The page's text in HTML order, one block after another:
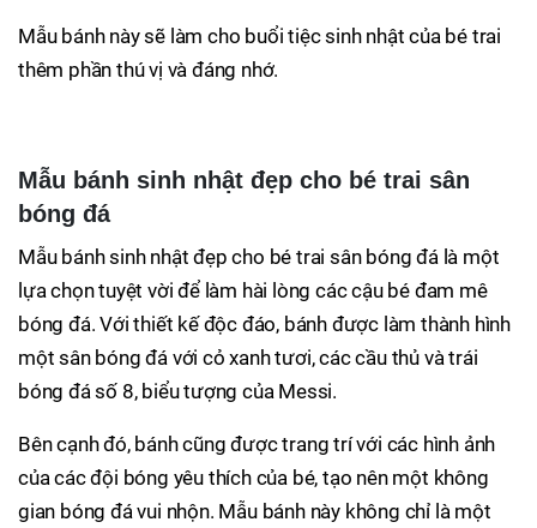
Mẫu bánh này sẽ làm cho buổi tiệc sinh nhật của bé trai
thêm phần thú vị và đáng nhớ.
Mẫu bánh sinh nhật đẹp cho bé trai sân
bóng đá
Mẫu bánh sinh nhật đẹp cho bé trai sân bóng đá là một
lựa chọn tuyệt vời để làm hài lòng các cậu bé đam mê
bóng đá. Với thiết kế độc đáo, bánh được làm thành hình
một sân bóng đá với cỏ xanh tươi, các cầu thủ và trái
bóng đá số 8, biểu tượng của Messi.
Bên cạnh đó, bánh cũng được trang trí với các hình ảnh
của các đội bóng yêu thích của bé, tạo nên một không
gian bóng đá vui nhộn. Mẫu bánh này không chỉ là một